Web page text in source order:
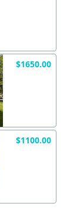
$1650.00
$1100.00